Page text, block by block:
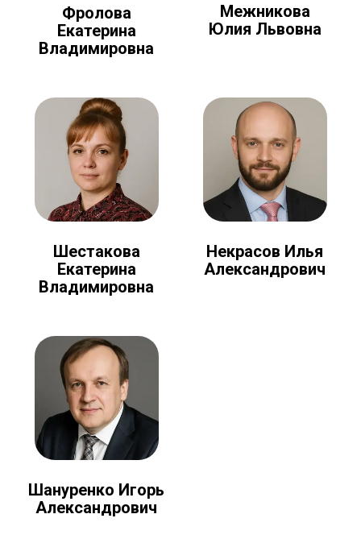
Фролова
Екатерина
Владимировна
Межникова
Юлия Львовна
Шестакова
Екатерина
Владимировна
Некрасов Илья
Александрович
Шануренко Игорь
Александрович